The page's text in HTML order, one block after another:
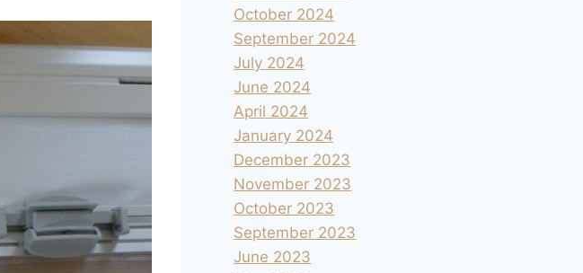
October 2024
September 2024
July 2024
June 2024
April 2024
January 2024
December 2023
November 2023
October 2023
September 2023
June 2023